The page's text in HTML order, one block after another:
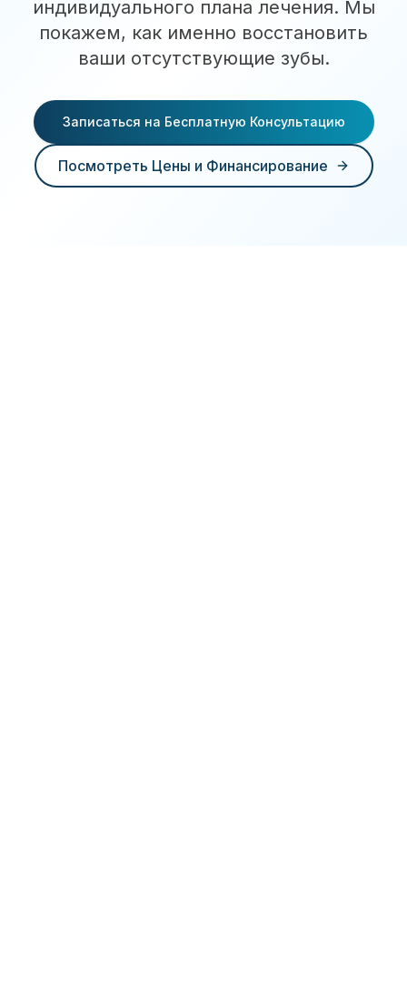
индивидуального плана лечения. Мы
покажем, как именно восстановить
ваши отсутствующие зубы.
Записаться на Бесплатную Консультацию
Посмотреть Цены и Финансирование